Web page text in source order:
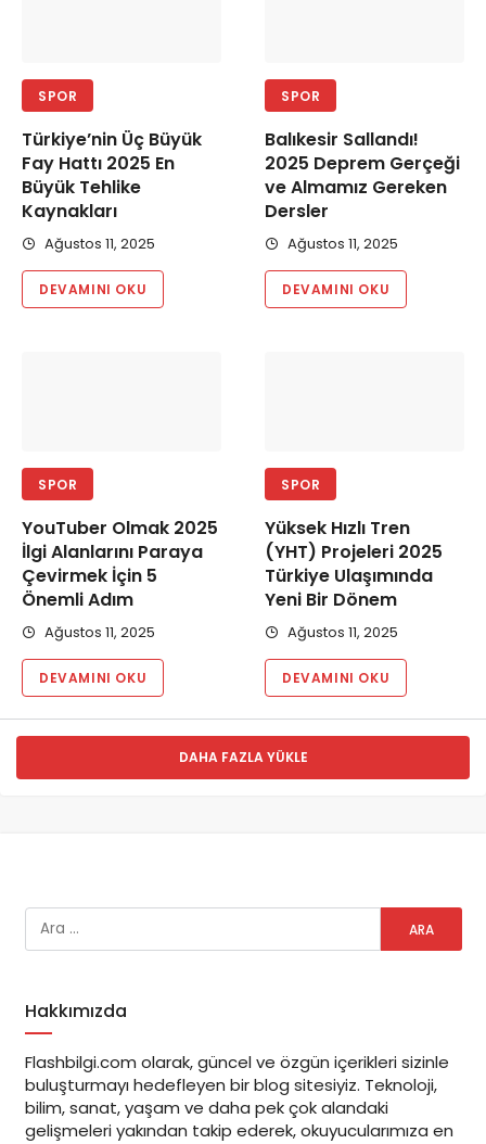
SPOR
Türkiye’nin Üç Büyük
Fay Hattı 2025 En
Büyük Tehlike
Kaynakları
Ağustos 11, 2025
DEVAMINI OKU
SPOR
Balıkesir Sallandı!
2025 Deprem Gerçeği
ve Almamız Gereken
Dersler
Ağustos 11, 2025
DEVAMINI OKU
SPOR
YouTuber Olmak 2025
İlgi Alanlarını Paraya
Çevirmek İçin 5
Önemli Adım
Ağustos 11, 2025
DEVAMINI OKU
SPOR
Yüksek Hızlı Tren
(YHT) Projeleri 2025
Türkiye Ulaşımında
Yeni Bir Dönem
Ağustos 11, 2025
DEVAMINI OKU
DAHA FAZLA YÜKLE
Hakkımızda
Flashbilgi.com olarak, güncel ve özgün içerikleri sizinle
buluşturmayı hedefleyen bir blog sitesiyiz. Teknoloji,
bilim, sanat, yaşam ve daha pek çok alandaki
gelişmeleri yakından takip ederek, okuyucularımıza en